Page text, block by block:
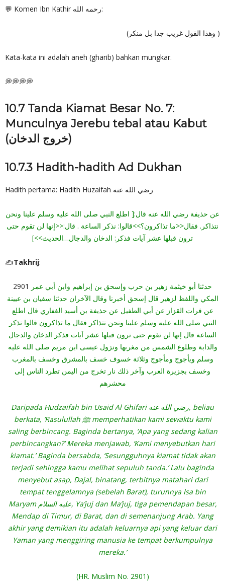
💬 Komen Ibn Kathir رحمه الله:
(وهذا القول غريب جدا بل منكر )
Kata-kata ini adalah aneh (gharib) bahkan mungkar.
💭💭💭💭
10.7 Tanda Kiamat Besar No. 7:
Munculnya Jerebu tebal atau Kabut
(خروج الدخان)
10.7.3 Hadith-hadith Ad Dukhan
Hadith pertama: Hadith Huzaifah رضي الله عنه
عن حذيفة رضي الله عنه قال:[ اطلع النبي صلى الله عليه وسلم علينا ونحن
نتذاكر. فقال<<ما تذاكرون؟>>قالوا: نذكر الساعة . قال:<<إنها لن تقوم حتى
ترون قبلها عشر آيات فذكر: الدخان والدجال…الحديث>>]
✍Takhrij:
2901 حدثنا أبو خيثمة زهير بن حرب وإسحق بن إبراهيم وابن أبي عمر
المكي واللفظ لزهير قال إسحق أخبرنا وقال الآخران حدثنا سفيان بن عيينة
عن فرات القزاز عن أبي الطفيل عن حذيفة بن أسيد الغفاري قال اطلع
النبي صلى الله عليه وسلم علينا ونحن نتذاكر فقال ما تذاكرون قالوا نذكر
الساعة قال إنها لن تقوم حتى ترون قبلها عشر آيات فذكر الدخان والدجال
والدابة وطلوع الشمس من مغربها ونزول عيسى ابن مريم صلى الله عليه
وسلم ويأجوج ومأجوج وثلاثة خسوف خسف بالمشرق وخسف بالمغرب
وخسف بجزيرة العرب وآخر ذلك نار تخرج من اليمن تطرد الناس إلى
محشرهم
Daripada Hudzaifah bin Usaid Al Ghifari رضي الله عنه, beliau
berkata, ‘Rasulullah ﷺ memperhatikan kami sewaktu kami
saling berbincang. Baginda bertanya, ‘Apa yang sedang kalian
perbincangkan?’ Mereka menjawab, ‘Kami menyebutkan hari
kiamat.’ Baginda bersabda, ‘Sesungguhnya kiamat tidak akan
terjadi sehingga kamu melihat sepuluh tanda.’ Lalu baginda
menyebut asap, Dajal, binatang, terbitnya matahari dari
tempat tenggelamnya (sebelah Barat), turunnya Isa bin
Maryam عليه السلام, Ya’juj dan Ma’juj, tiga pemendapan besar,
Mendap di Timur, di Barat, dan di semenanjung Arab. Yang
akhir yang demikian itu adalah keluarnya api yang keluar dari
Yaman yang menggiring manusia ke tempat berkumpulnya
mereka.’
(HR. Muslim No. 2901)